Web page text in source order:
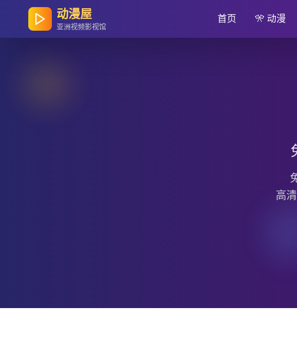
动漫屋
亚洲视频影视馆
首页 🎌 动漫
高